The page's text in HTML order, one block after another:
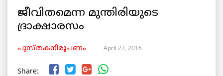
ജീവിതമെന്ന മുന്തിരിയുടെ
ദ്രാക്ഷാരസം
പുസ്തകനിരൂപണം April 27, 2016
Share: